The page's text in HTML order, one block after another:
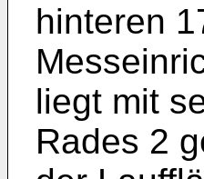
hinteren
liegt mit
Rades 2